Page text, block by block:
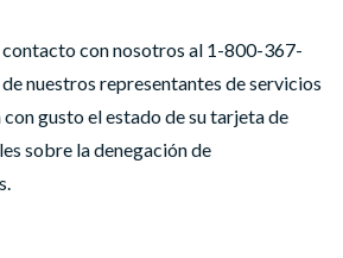
contacto con nosotros al 1-800-367-
nuestros representantes de servicios
gusto el estado de su tarjeta de
sobre la denegación de